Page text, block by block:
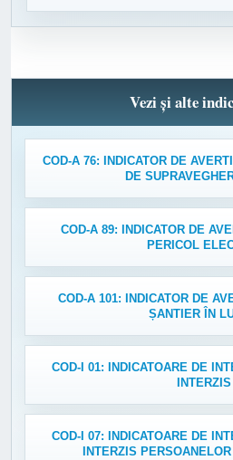
Vezi și alte
COD-A 76: INDICATOR DE
DE
COD-A 89: INDICATOR DE
PERICOL
COD-A 101: INDICATOR DE
ȘANTIER ÎN
COD-I 01: INDICATOARE DE
INTERZIS
COD-I 07: INDICATOARE DE
INTERZIS